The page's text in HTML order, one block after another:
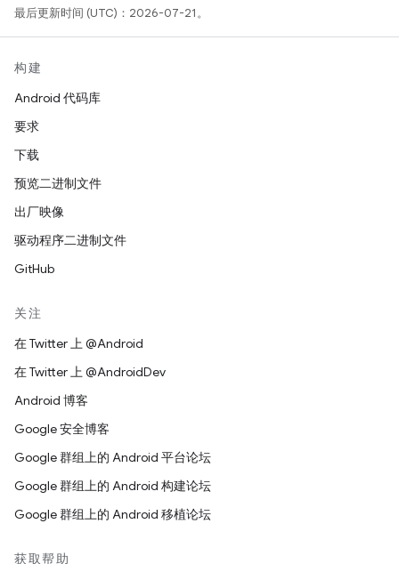
最后更新时间 (UTC)：2026-07-21。
构建
Android 代码库
要求
下载
预览二进制文件
出厂映像
驱动程序二进制文件
GitHub
关注
在 Twitter 上 @Android
在 Twitter 上 @AndroidDev
Android 博客
Google 安全博客
Google 群组上的 Android 平台论坛
Google 群组上的 Android 构建论坛
Google 群组上的 Android 移植论坛
获取帮助